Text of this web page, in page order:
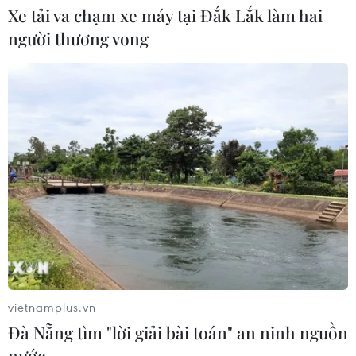
CƠ QUAN CHỦ QUẢN: THÔNG TẤN XÃ VIỆT NAM
Tổng Biên tập: TRẦN TIẾN DUẨN
Phó Tổng Biên tập: NGUYỄN THỊ TÁM, KHÚC THANH
THỦY
Sở hữu trí tuệ
Quy định sử dụng
RSS
Hỗ trợ
Ngôn ngữ
Dịch vụ tin
Quảng cáo
Xe tải va chạm xe máy tại Đắk Lắk làm hai
người thương vong
vietnamplus.vn
Đà Nẵng tìm "lời giải bài toán" an ninh nguồn